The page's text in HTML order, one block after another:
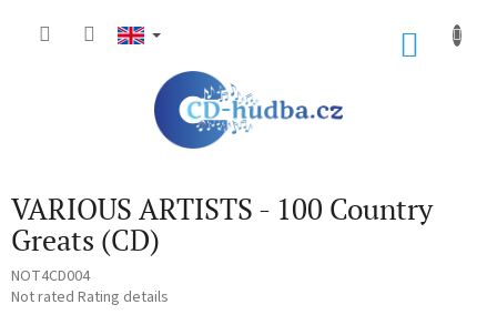
VARIOUS ARTISTS - 100 Country
Greats (CD)
NOT4CD004
The
Not rated Rating details